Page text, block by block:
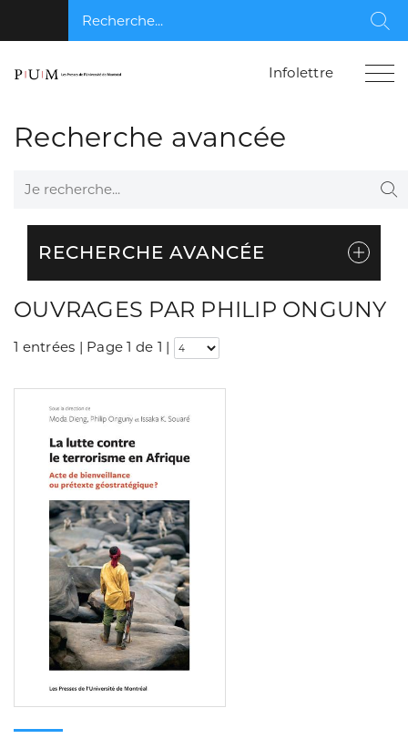
Recherche...
Infolettre
Recherche avancée
Je recherche...
RECHERCHE AVANCÉE
OUVRAGES PAR PHILIP ONGUNY
1 entrées | Page 1 de 1 |